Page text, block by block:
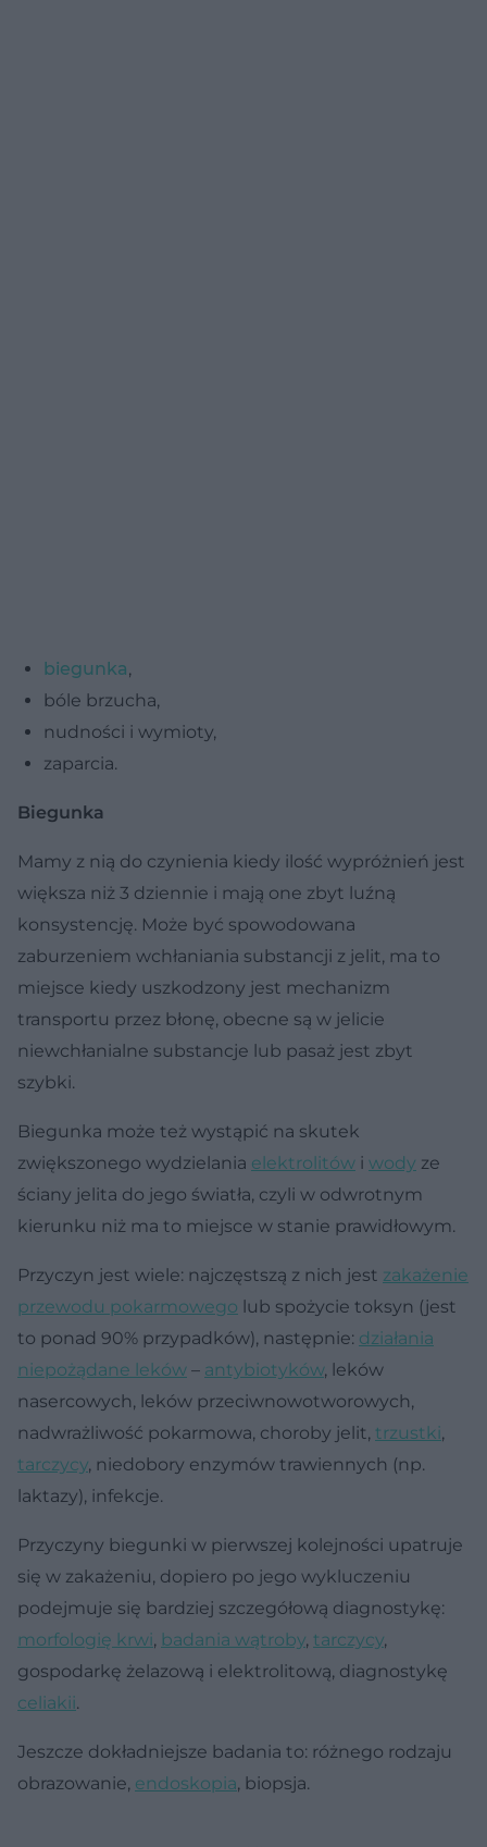
biegunka,
bóle brzucha,
nudności i wymioty,
zaparcia.
Biegunka
Mamy z nią do czynienia kiedy ilość wypróżnień jest
większa niż 3 dziennie i mają one zbyt luźną
konsystencję. Może być spowodowana
zaburzeniem wchłaniania substancji z jelit, ma to
miejsce kiedy uszkodzony jest mechanizm
transportu przez błonę, obecne są w jelicie
niewchłanialne substancje lub pasaż jest zbyt
szybki.
Biegunka może też wystąpić na skutek
zwiększonego wydzielania elektrolitów i wody ze
ściany jelita do jego światła, czyli w odwrotnym
kierunku niż ma to miejsce w stanie prawidłowym.
Przyczyn jest wiele: najczęstszą z nich jest zakażenie
przewodu pokarmowego lub spożycie toksyn (jest
to ponad 90% przypadków), następnie: działania
niepożądane leków – antybiotyków, leków
nasercowych, leków przeciwnowotworowych,
nadwrażliwość pokarmowa, choroby jelit, trzustki,
tarczycy, niedobory enzymów trawiennych (np.
laktazy), infekcje.
Przyczyny biegunki w pierwszej kolejności upatruje
się w zakażeniu, dopiero po jego wykluczeniu
podejmuje się bardziej szczegółową diagnostykę:
morfologię krwi, badania wątroby, tarczycy,
gospodarkę żelazową i elektrolitową, diagnostykę
celiakii.
Jeszcze dokładniejsze badania to: różnego rodzaju
obrazowanie, endoskopia, biopsja.